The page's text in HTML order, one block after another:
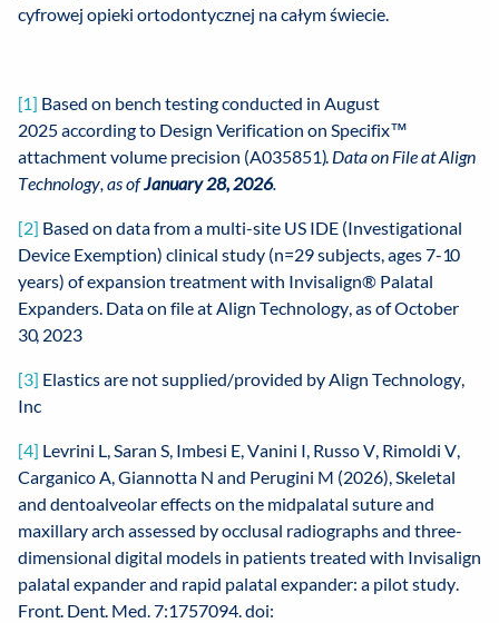
cyfrowej opieki ortodontycznej na całym świecie.
[1] Based on bench testing conducted in August
2025 according to Design Verification on Specifix™
attachment volume precision (A035851). Data on File at Align
Technology, as ofJanuary 28, 2026.
[2] Based on data from a multi-site US IDE (Investigational
Device Exemption) clinical study (n=29 subjects, ages 7-10
years) of expansion treatment with Invisalign® Palatal
Expanders. Data on file at Align Technology, as of October
30, 2023
[3] Elastics are not supplied/provided by Align Technology,
Inc
[4] Levrini L, Saran S, Imbesi E, Vanini I, Russo V, Rimoldi V,
Carganico A, Giannotta N and Perugini M (2026), Skeletal
and dentoalveolar effects on the midpalatal suture and
maxillary arch assessed by occlusal radiographs and three-
dimensional digital models in patients treated with Invisalign
palatal expander and rapid palatal expander: a pilot study.
Front. Dent. Med. 7:1757094. doi: